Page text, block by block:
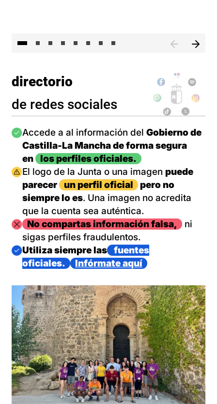
directorio
de redes sociales
Imagen
Accede a al información del Gobierno de
Castilla-La Mancha de forma segura
en
los perfiles oficiales.
Imagen
El logo de la Junta o una imagen puede
parecer
un perfil oficial
pero no
siempre lo es. Una imagen no acredita
que la cuenta sea auténtica.
ImagenNo compartas información falsa,
ni
sigas perfiles fraudulentos.
Imagen
Utiliza siempre las
fuentes
oficiales.
Infórmate aquí